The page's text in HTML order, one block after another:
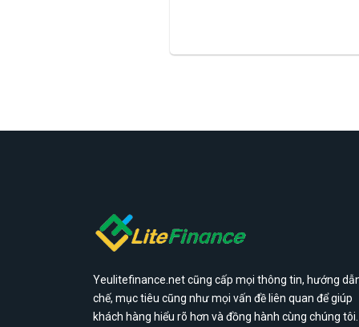
Yeulitefinance.net cũng cấp mọi thông tin, hướng
chế, mục tiêu cũng như mọi vấn đề liên quan để giúp
khách hàng hiểu rõ hơn và đồng hành cùng chúng tôi.